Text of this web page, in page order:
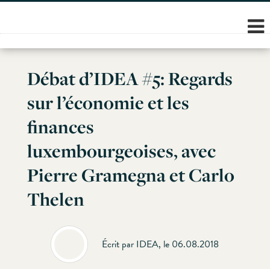
Skip
content
Débat d’IDEA #5: Regards
sur l’économie et les
finances
luxembourgeoises, avec
Pierre Gramegna et Carlo
Thelen
Écrit par IDEA, le 06.08.2018